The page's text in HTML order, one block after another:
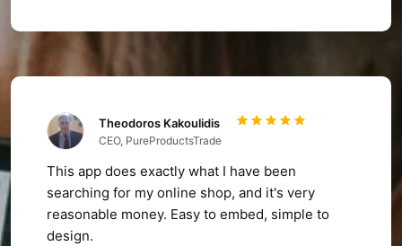
Theodoros Kakoulidis
CEO, PureProductsTrade
This app does exactly what I have been
searching for my online shop, and it's very
reasonable money. Easy to embed, simple to
design.